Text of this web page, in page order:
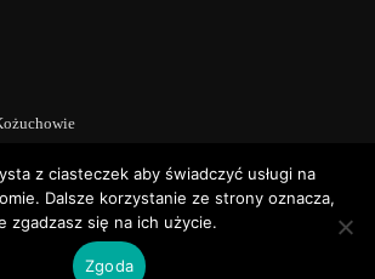
WordPress |ConsultStreet theme by
z ciasteczek aby świadczyć usługi na
Dalsze korzystanie ze strony oznacza,
zgadzasz się na ich użycie.
Zgoda